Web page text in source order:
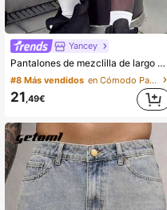
Yancey
Pantalones de mezclilla de largo medio sin estiramiento con bordado de strass brillante, versátiles para el verano Y2K, estilo casual de moda, streetwear juvenil, estilo deportivo universitario, adecuados para el uso diario, el hogar, el ocio, actividades al aire libre y reuniones con amigos
#8 Más vendidos en Cómodo Pantalones cortos vaqueros para hombre
21,49€